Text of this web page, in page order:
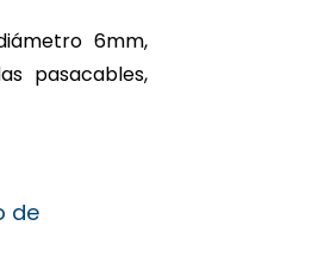
6mm,
pasacables,
de